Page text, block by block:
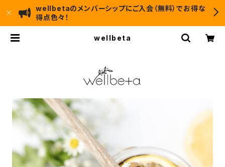
wellbetaのメンバーシップにご入会（無料）でお得な
得点色々！
wellbeta